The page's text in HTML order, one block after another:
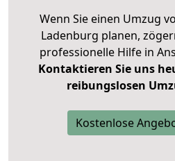
Wenn Sie einen Umzug
Ladenburg planen,
professionelle Hilfe in
Kontaktieren Sie uns
reibungslosen
Kostenlose